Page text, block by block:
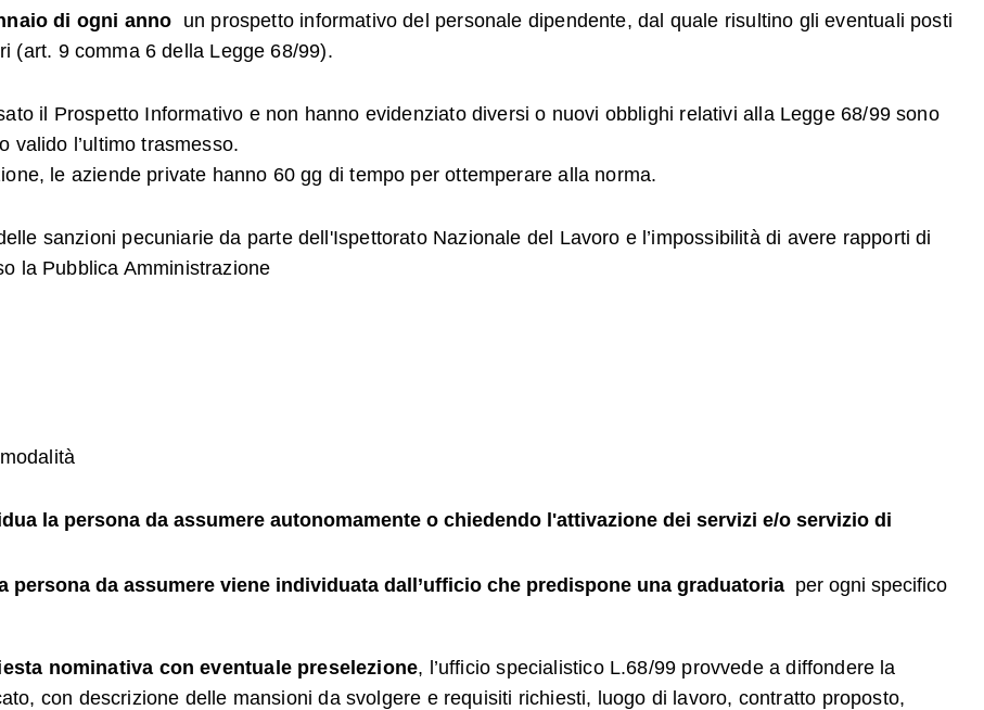
di ogni anno
un prospetto informativo del personale dipendente, dal quale risultino gli eventuali posti
(art. 9 comma 6 della Legge 68/99).
il Prospetto Informativo e non hanno evidenziato diversi o nuovi obblighi relativi alla Legge 68/99 sono
valido l’ultimo trasmesso.
le aziende private hanno 60 gg di tempo per ottemperare alla norma.
sanzioni pecuniarie da parte dell'Ispettorato Nazionale del Lavoro e l’impossibilità di avere rapporti di
la Pubblica Amministrazione
la persona da assumere autonomamente o chiedendo l'attivazione dei servizi e/o servizio di
persona da assumere viene individuata dall’ufficio che predispone una graduatoria per ogni specifico
nominativa con eventuale preselezione, l’ufficio specialistico L.68/99 provvede a diffondere la
con descrizione delle mansioni da svolgere e requisiti richiesti, luogo di lavoro, contratto proposto,